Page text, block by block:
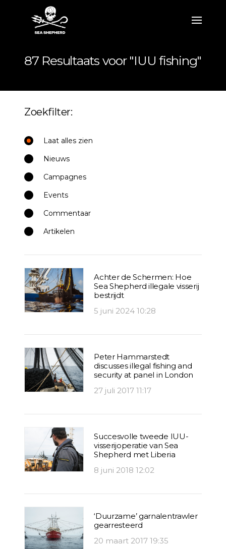
87 Resultaats voor "IUU fishing"
Zoekfilter:
Laat alles zien
Nieuws
Campagnes
Events
Commentaar
Artikelen
Achter de Schermen: Hoe
Sea Shepherd illegale visserij
bestrijdt
5 juni 2024 10:28
Peter Hammarstedt
discusses illegal fishing and
security at panel in London
27 juli 2017 11:17
Succesvolle tweede IUU-
visserijoperatie van Sea
Shepherd met Liberia
8 juni 2018 12:02
‘Duurzame’ garnalentrawler
gearresteerd
20 maart 2017 19:35